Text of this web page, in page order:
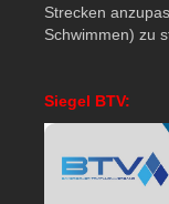
Strecken
Schwimmen) zu
Siegel BTV: